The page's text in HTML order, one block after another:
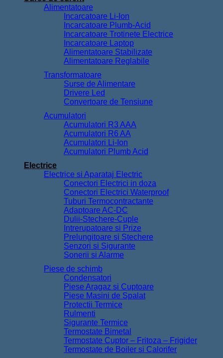
Alimentatoare
Incarcatoare Li-Ion
Incarcatoare Plumb-Acid
Incarcatoare Trotinete Electrice
Incarcatoare Laptop
Alimentatoare Stabilizate
Alimentatoare Reglabile
Transformatoare
Surse de Alimentare
Drivere Led
Convertoare de Tensiune
Acumulatori
Acumulatori R3 AAA
Acumulatori R6 AA
Acumulatori Li-Ion
Acumulatori Plumb Acid
Electrice
Electrice si Aparataj Electric
Conectori Electrici in doza
Conectori Electrici Waterproof
Tuburi Termocontractante
Adaptoare AC-DC
Dulii-Stechere-Cuple
Intrerupatoare si Prize
Prelungitoare si Stechere
Senzori si Sigurante
Sonerii si Alarme
Piese de schimb
Condensatori
Piese Aragaz si Cuptoare
Piese Masini de Spalat
Protectii Termice
Rulmenti
Sigurante Termice
Termostate Bimetal
Termostate Cuptor – Fritoza – Frigider
Termostate de Boiler si Calorifer